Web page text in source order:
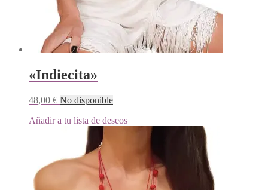
«Indiecita»
48,00 € No disponible
Añadir a tu lista de deseos